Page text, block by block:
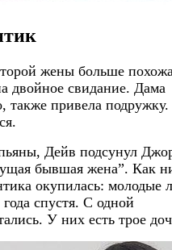
жены больше
двойное свидание. Дама
также привела
Дейв подсунул
бывшая жена”. Как
окупилась: молодые
спустя. С одной
У них есть трое